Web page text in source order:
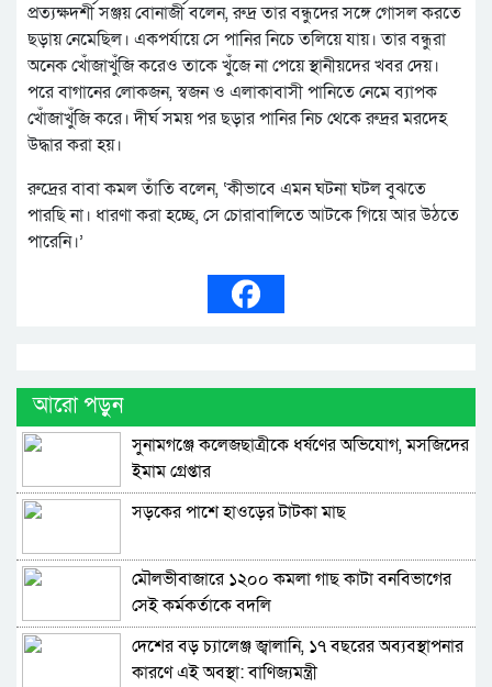
প্রত্যক্ষদর্শী সঞ্জয় বোনার্জী বলেন, রুদ্র তার বন্ধুদের সঙ্গে গোসল করতে
ছড়ায় নেমেছিল। একপর্যায়ে সে পানির নিচে তলিয়ে যায়। তার বন্ধুরা
অনেক খোঁজাখুঁজি করেও তাকে খুঁজে না পেয়ে স্থানীয়দের খবর দেয়।
পরে বাগানের লোকজন, স্বজন ও এলাকাবাসী পানিতে নেমে ব্যাপক
খোঁজাখুঁজি করে। দীর্ঘ সময় পর ছড়ার পানির নিচ থেকে রুদ্রর মরদেহ
উদ্ধার করা হয়।
রুদ্রের বাবা কমল তাঁতি বলেন, ‘কীভাবে এমন ঘটনা ঘটল বুঝতে
পারছি না। ধারণা করা হচ্ছে, সে চোরাবালিতে আটকে গিয়ে আর উঠতে
পারেনি।’
আরো পড়ুন
সুনামগঞ্জে কলেজছাত্রীকে ধর্ষণের অভিযোগ, মসজিদের
ইমাম গ্রেপ্তার
সড়কের পাশে হাওড়ের টাটকা মাছ
মৌলভীবাজারে ১২০০ কমলা গাছ কাটা বনবিভাগের
সেই কর্মকর্তাকে বদলি
দেশের বড় চ্যালেঞ্জ জ্বালানি, ১৭ বছরের অব্যবস্থাপনার
কারণে এই অবস্থা: বাণিজ্যমন্ত্রী